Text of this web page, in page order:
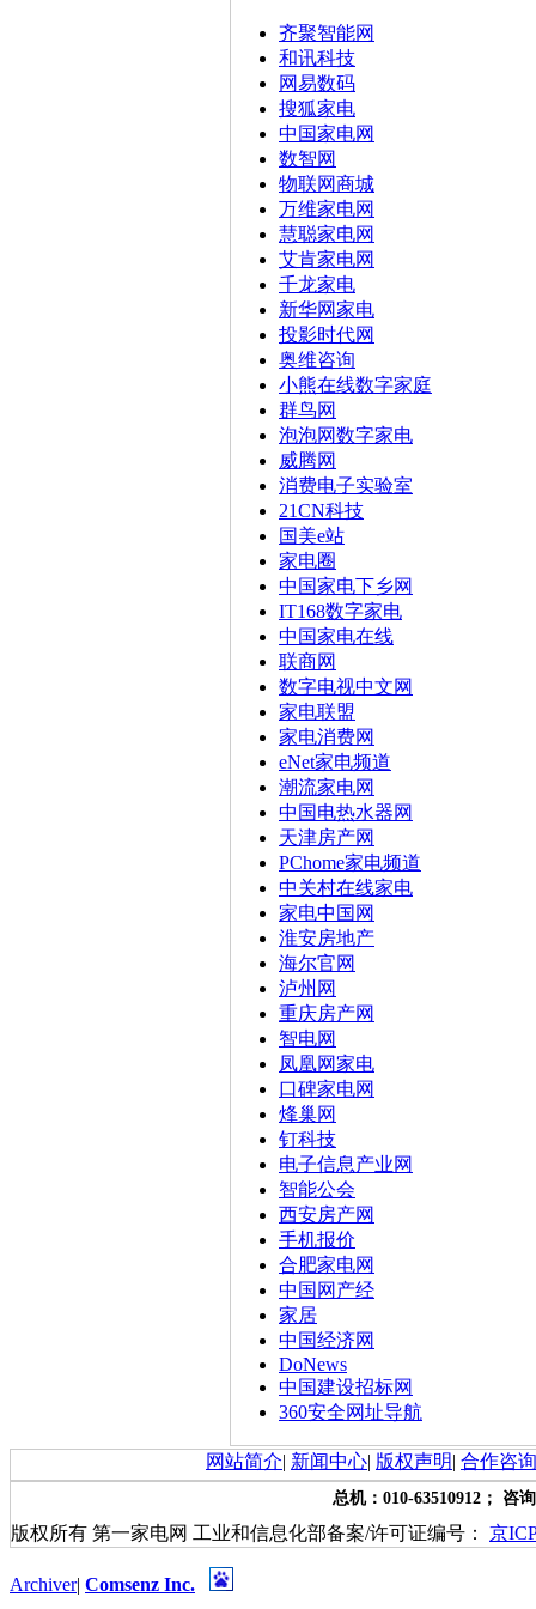
齐聚智能网
和讯科技
网易数码
搜狐家电
中国家电网
数智网
物联网商城
万维家电网
慧聪家电网
艾肯家电网
千龙家电
新华网家电
投影时代网
奥维咨询
小熊在线数字家庭
群鸟网
泡泡网数字家电
威腾网
消费电子实验室
21CN科技
国美e站
家电圈
中国家电下乡网
IT168数字家电
中国家电在线
联商网
数字电视中文网
家电联盟
家电消费网
eNet家电频道
潮流家电网
中国电热水器网
天津房产网
PChome家电频道
中关村在线家电
家电中国网
淮安房地产
海尔官网
泸州网
重庆房产网
智电网
凤凰网家电
口碑家电网
烽巢网
钉科技
电子信息产业网
智能公会
西安房产网
手机报价
合肥家电网
中国网产经
家居
中国经济网
DoNews
中国建设招标网
360安全网址导航
网站简介| 新闻中心| 版权声明| 合作咨询
总机：010-63510912； 咨
版权所有 第一家电网 工业和信息化部备案/许可证编号： 京
Archiver| Comsenz Inc.